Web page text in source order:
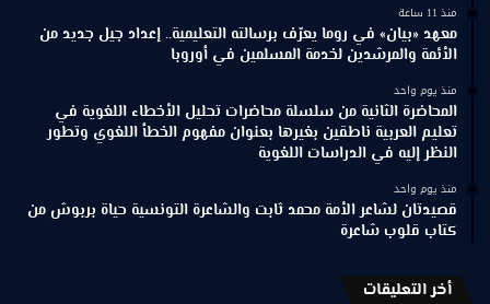
منذ 11 ساعة
معهد «بيان» في روما يعرّف برسالته التعليمية.. إعداد جيل جديد من
الأئمة والمرشدين لخدمة المسلمين في أوروبا
منذ يوم واحد
المحاضرة الثانية من سلسلة محاضرات تحليل الأخطاء اللغوية في
تعليم العربية ناطقين بغيرها بعنوان مفهوم الخطأ اللغوي وتطور
النظر إليه في الدراسات اللغوية
منذ يوم واحد
قصيدتان لشاعر الأمة محمد ثابت والشاعرة التونسية حياة بربوش من
كتاب قلوب شاعرة
أخر التعليقات